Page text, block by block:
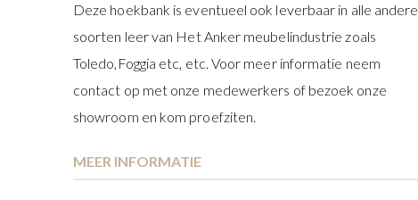
Deze hoekbank is eventueel ook leverbaar in alle andere
soorten leer van Het Anker meubelindustrie zoals
Toledo,Foggia etc, etc. Voor meer informatie neem
contact op met onze medewerkers of bezoek onze
showroom en kom proefziten.
MEER INFORMATIE